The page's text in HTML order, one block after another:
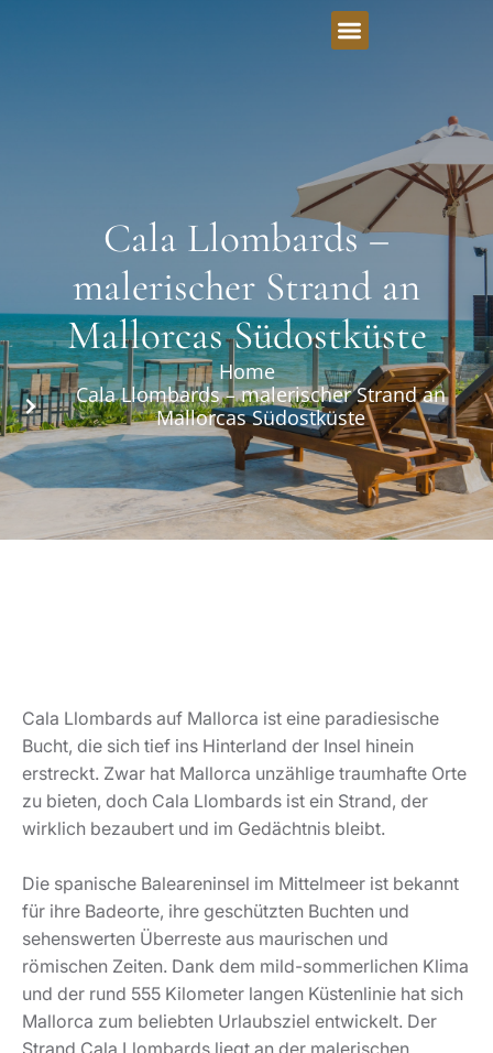
Cala Llombards –
malerischer Strand an
Mallorcas Südostküste
Home
Cala Llombards – malerischer Strand an
Mallorcas Südostküste
Cala Llombards auf Mallorca ist eine paradiesische
Bucht, die sich tief ins Hinterland der Insel hinein
erstreckt. Zwar hat Mallorca unzählige traumhafte Orte
zu bieten, doch Cala Llombards ist ein Strand, der
wirklich bezaubert und im Gedächtnis bleibt.
Die spanische Baleareninsel im Mittelmeer ist bekannt
für ihre Badeorte, ihre geschützten Buchten und
sehenswerten Überreste aus maurischen und
römischen Zeiten. Dank dem mild-sommerlichen Klima
und der rund 555 Kilometer langen Küstenlinie hat sich
Mallorca zum beliebten Urlaubsziel entwickelt. Der
Strand Cala Llombards liegt an der malerischen